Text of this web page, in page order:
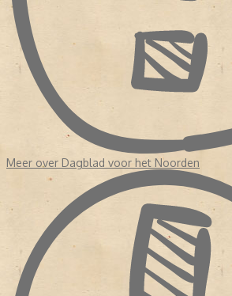
Meer over Dagblad voor het Noorden